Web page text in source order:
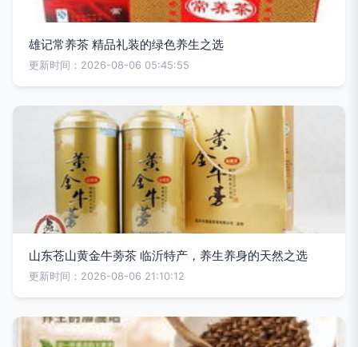
雄记常养茶 精品礼装的绿色养生之选
更新时间：2026-08-06 05:45:55
山东苍山黄金牛蒡茶 临沂特产，养生养身的天然之选
更新时间：2026-08-06 21:10:12